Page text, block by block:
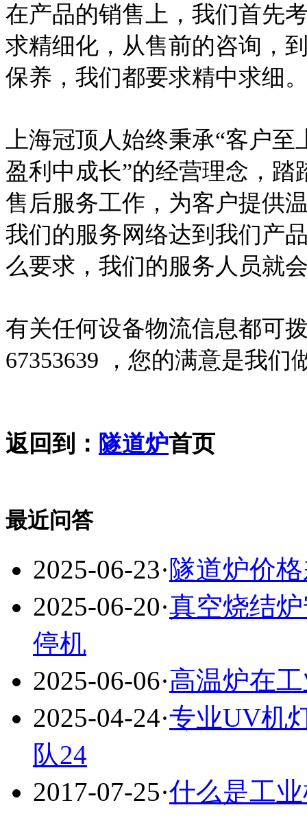
在产品的销售上，我们首先
求精细化，从售前的咨询，
保养，我们都要求精中求细
上海冠顶人始终秉承“客户
盈利中成长”的经营理念，
售后服务工作，为客户提供
我们的服务网络达到我们产
么要求，我们的服务人员就
有关任何设备物流信息都可
67353639 ，您的满意是我们
返回到： 隧道炉首页
最近问答
2025-06-23·隧道炉价
2025-06-20·真空烧结
停机
2025-06-06·高温炉在
2025-04-24·专业UV机
队24
2017-07-25·什么是工